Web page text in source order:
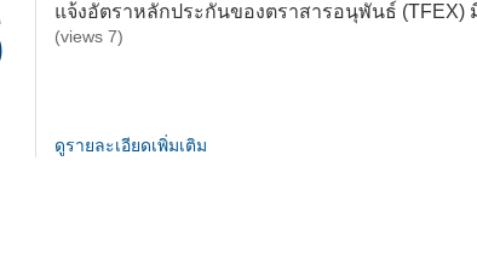
แจ้งอัตราหลักประกันของตราสารอนุพันธ์ (TFEX)
(views 7)
ดูรายละเอียดเพิ่มเติม